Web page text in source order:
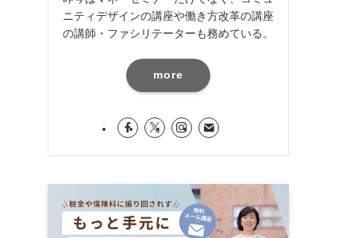
ニティデザインの講座や働き方改革の講座
の講師・ファシリテーターも務めている。
more